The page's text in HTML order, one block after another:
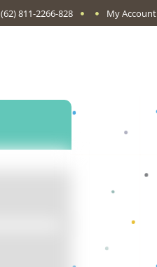
(62) 811-2266-828 My Account